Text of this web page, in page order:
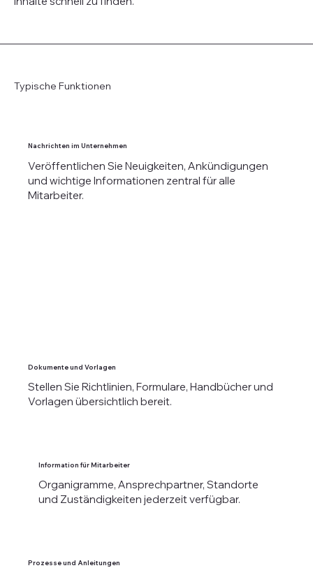
Typische Funktionen
Nachrichten im Unternehmen
Veröffentlichen Sie Neuigkeiten, Ankündigungen
und wichtige Informationen zentral für alle
Mitarbeiter.
Dokumente und Vorlagen
Stellen Sie Richtlinien, Formulare, Handbücher und
Vorlagen übersichtlich bereit.​
Information für Mitarbeiter
Organigramme, Ansprechpartner, Standorte
und Zuständigkeiten jederzeit verfügbar.
Prozesse und Anleitungen